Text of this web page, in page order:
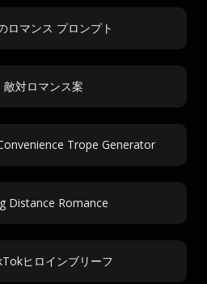
ロマンス プロンプト
敵対ロマンス案
Trope Generator
Distance Romance
ヒロインブリーフ